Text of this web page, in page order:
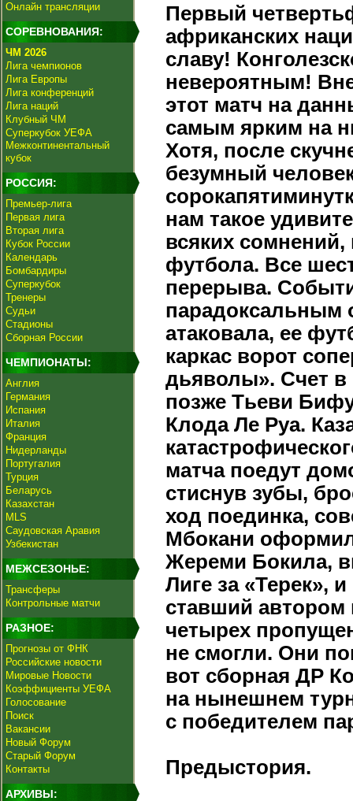
Онлайн трансляции
СОРЕВНОВАНИЯ:
ЧМ 2026
Лига чемпионов
Лига Европы
Лига конференций
Лига наций
Клубный ЧМ
Суперкубок УЕФА
Межконтинентальный
кубок
РОССИЯ:
Премьер-лига
Первая лига
Вторая лига
Кубок России
Календарь
Бомбардиры
Суперкубок
Тренеры
Судьи
Стадионы
Сборная России
ЧЕМПИОНАТЫ:
Англия
Германия
Испания
Италия
Франция
Нидерланды
Португалия
Турция
Беларусь
Казахстан
MLS
Саудовская Аравия
Узбекистан
МЕЖСЕЗОНЬЕ:
Трансферы
Контрольные матчи
РАЗНОЕ:
Прогнозы от ФНК
Российские новости
Мировые Новости
Коэффициенты УЕФА
Голосование
Поиск
Вакансии
Новый Форум
Старый Форум
Контакты
АРХИВЫ:
Первый
африканских
славу!
невероятным!
этот матч на
самым ярким на
Хотя, после
безумный
нам такое
всяких
футбола. Все
перерыва.
парадоксальным
атаковала, ее
каркас ворот
дьяволы». Счет в
позже Тьеви
Клода Ле Руа.
матча поедут
стиснув зубы,
ход поединка,
Мбокани
Жереми Бокила,
Лиге за «Терек»,
ставший автором
четырех
не смогли. Они
вот сборная ДР
на нынешнем
с победителем
Предыстория.